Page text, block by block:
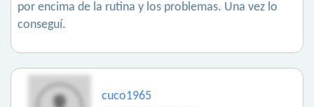
por encima de la rutina y los problemas. Una vez lo
conseguí.
cuco1965